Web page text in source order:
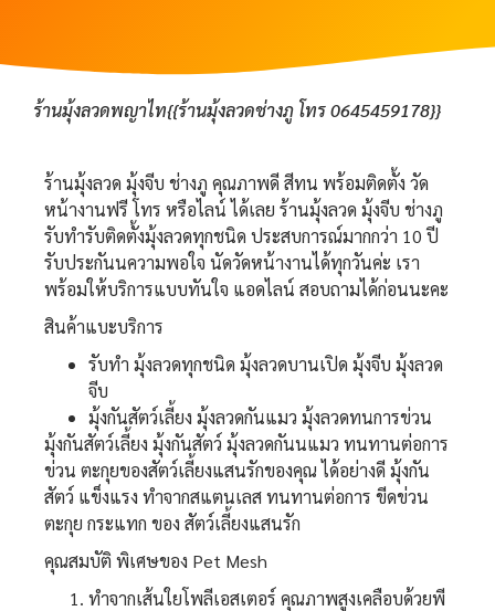
ร้านมุ้งลวดพญาไท{{ร้านมุ้งลวดช่างภู โทร 0645459178}}
ร้านมุ้งลวด มุ้งจีบ ช่างภู คุณภาพดี สีทน พร้อมติดตั้ง วัด
หน้างานฟรี โทร หรือไลน์ ได้เลย ร้านมุ้งลวด มุ้งจีบ ช่างภู
รับทำรับติดตั้งมุ้งลวดทุกชนิด ประสบการณ์มากกว่า 10 ปี
รับประกันนความพอใจ นัดวัดหน้างานได้ทุกวันค่ะ เรา
พร้อมให้บริการแบบทันใจ แอดไลน์ สอบถามได้ก่อนนะคะ
สินค้าแบะบริการ
รับทำ มุ้งลวดทุกชนิด มุ้งลวดบานเปิด มุ้งจีบ มุ้งลวด
จีบ
มุ้งกันสัตว์เลี้ยง มุ้งลวดกันแมว มุ้งลวดทนการข่วน
มุ้งกันสัตว์เลี้ยง มุ้งกันสัตว์ มุ้งลวดกันนแมว ทนทานต่อการ
ข่วน ตะกุยของสัตว์เลี้ยงแสนรักของคุณ ได้อย่างดี มุ้งกัน
สัตว์ แข็งแรง ทำจากสแตนเลส ทนทานต่อการ ขีดข่วน
ตะกุย กระแทก ของ สัตว์เลี้ยงแสนรัก
คุณสมบัติ พิเศษของ Pet Mesh
ทำจากเส้นใยโพลีเอสเตอร์ คุณภาพสูงเคลือบด้วยพี